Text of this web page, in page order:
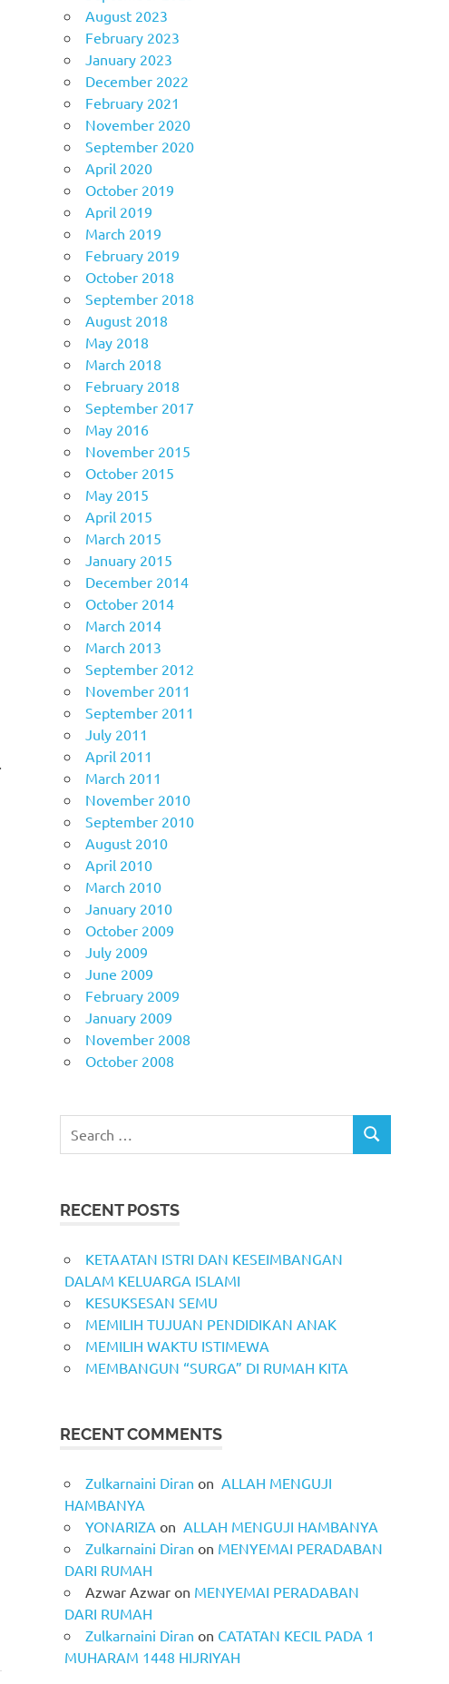
August 2023
February 2023
January 2023
December 2022
February 2021
November 2020
September 2020
April 2020
October 2019
April 2019
March 2019
February 2019
October 2018
September 2018
August 2018
May 2018
March 2018
February 2018
September 2017
May 2016
November 2015
October 2015
May 2015
April 2015
March 2015
January 2015
December 2014
October 2014
March 2014
March 2013
September 2012
November 2011
September 2011
July 2011
April 2011
March 2011
November 2010
September 2010
August 2010
April 2010
March 2010
January 2010
October 2009
July 2009
June 2009
February 2009
January 2009
November 2008
October 2008
for:
SEARCH
RECENT POSTS
KETAATAN ISTRI DAN KESEIMBANGAN
DALAM KELUARGA ISLAMI
KESUKSESAN SEMU
MEMILIH TUJUAN PENDIDIKAN ANAK
MEMILIH WAKTU ISTIMEWA
MEMBANGUN “SURGA” DI RUMAH KITA
RECENT COMMENTS
Zulkarnaini Diran on ALLAH MENGUJI
HAMBANYA
YONARIZA on ALLAH MENGUJI HAMBANYA
Zulkarnaini Diran on MENYEMAI PERADABAN
DARI RUMAH
Azwar Azwar on MENYEMAI PERADABAN
DARI RUMAH
Zulkarnaini Diran on CATATAN KECIL PADA 1
MUHARAM 1448 HIJRIYAH